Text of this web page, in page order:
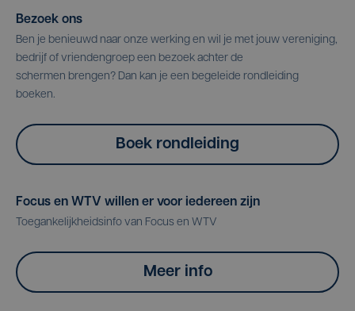
Bezoek ons
Ben je benieuwd naar onze werking en wil je met jouw vereniging,
bedrijf of vriendengroep een bezoek achter de
schermen brengen? Dan kan je een begeleide rondleiding
boeken.
Boek rondleiding
Focus en WTV willen er voor iedereen zijn
Toegankelijkheidsinfo van Focus en WTV
Meer info